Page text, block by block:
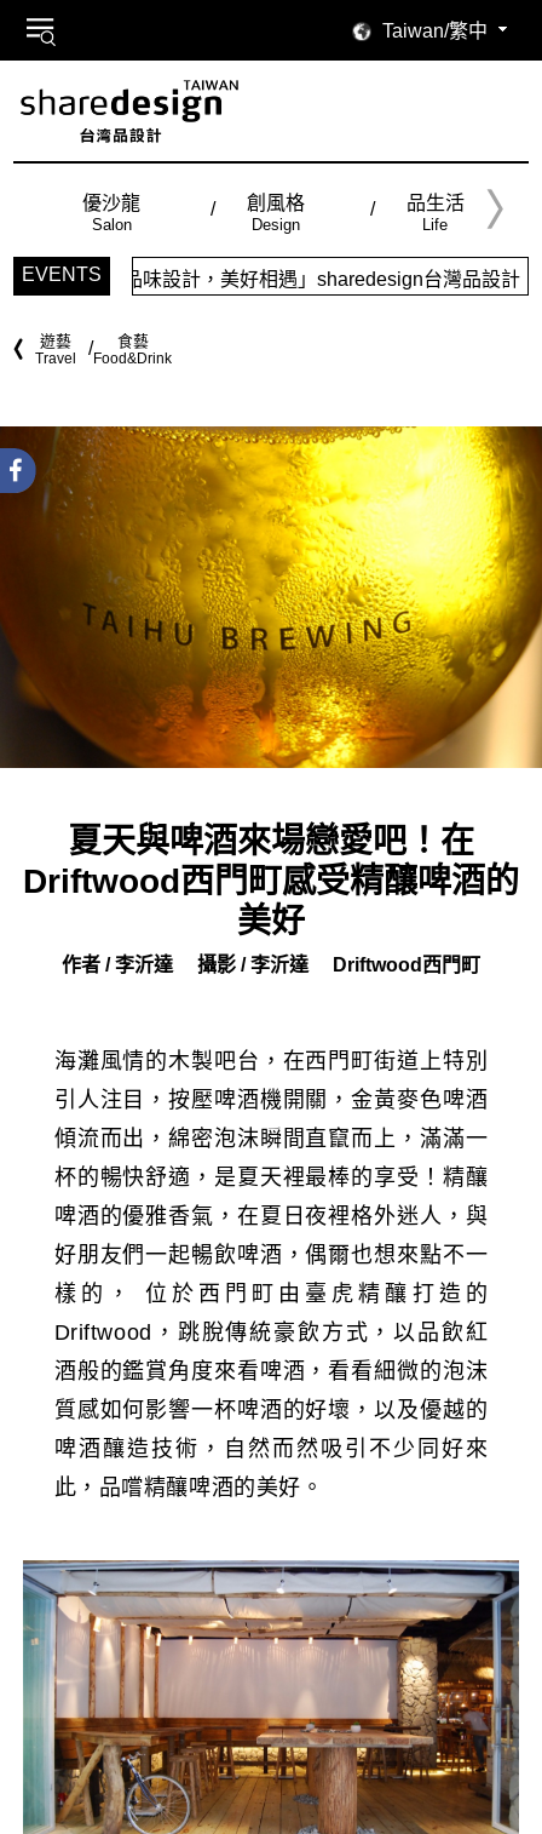
Taiwan/繁中
優沙龍
Salon
創風格
Design
品生活
Life
EVENTS
味設計，美好相遇」sharedesign台灣品設計，五大特色主
遊藝
Travel
食藝
Food&Drink
夏天與啤酒來場戀愛吧！在
Driftwood西門町感受精釀啤酒的
美好
作者 / 李沂達 攝影 / 李沂達 Driftwood西門町
海灘風情的木製吧台，在西門町街道上特別
引人注目，按壓啤酒機開關，金黃麥色啤酒
傾流而出，綿密泡沫瞬間直竄而上，滿滿一
杯的暢快舒適，是夏天裡最棒的享受！精釀
啤酒的優雅香氣，在夏日夜裡格外迷人，與
好朋友們一起暢飲啤酒，偶爾也想來點不一
樣的， 位於西門町由臺虎精釀打造的
Driftwood，跳脫傳統豪飲方式，以品飲紅
酒般的鑑賞角度來看啤酒，看看細微的泡沫
質感如何影響一杯啤酒的好壞，以及優越的
啤酒釀造技術，自然而然吸引不少同好來
此，品嚐精釀啤酒的美好。